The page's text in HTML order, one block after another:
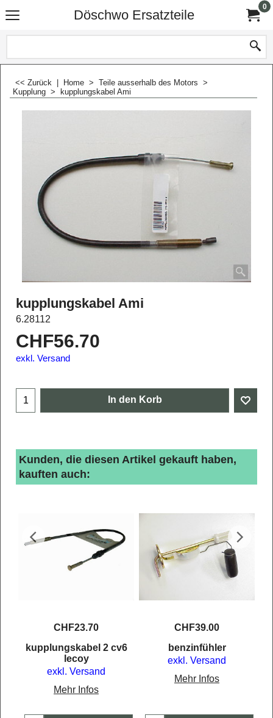
Döschwo Ersatzteile
0
<< Zurück Home > Teile ausserhalb des Motors >
Kupplung > kupplungskabel Ami
kupplungskabel Ami
6.28112
CHF56.70
exkl. Versand
In den Korb
Kunden, die diesen Artikel gekauft haben,
kauften auch:
CHF23.70
kupplungskabel 2 cv6
lecoy
exkl. Versand
Mehr Infos
CHF39.00
benzinfühler
exkl. Versand
Mehr Infos